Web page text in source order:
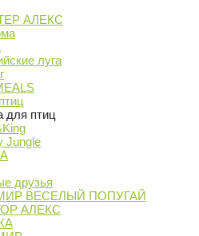
АЛЕКС
луга
для птиц
Jungle
друзья
ВЕСЕЛЫЙ ПОПУГАЙ
АЛЕКС